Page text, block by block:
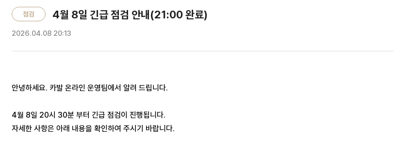
점검 4월 8일 긴급 점검 안내(21:00 완료)
2026.04.08 20:13
안녕하세요. 카발 온라인 운영팀에서 알려 드립니다.
4월 8일 20시 30분 부터 긴급 점검이 진행됩니다.
자세한 사항은 아래 내용을 확인하여 주시기 바랍니다.